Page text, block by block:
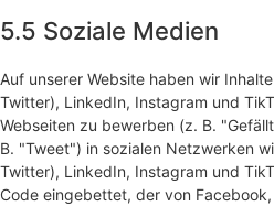
5.5 Soziale Medien
Auf unserer Website haben wir
Twitter), LinkedIn, Instagram und
Webseiten zu bewerben (z. B.
B. "Tweet") in sozialen Netzwerken
Twitter), LinkedIn, Instagram und
Code eingebettet, der von